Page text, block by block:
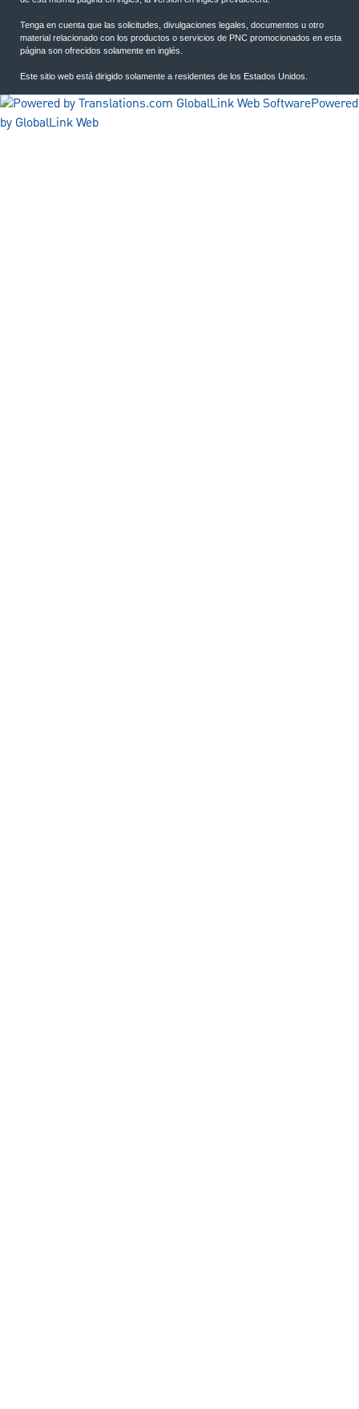
Tenga en cuenta que las solicitudes, divulgaciones legales, documentos u otro
material relacionado con los productos o servicios de PNC promocionados en esta
página son ofrecidos solamente en inglés.
Este sitio web está dirigido solamente a residentes de los Estados Unidos.
Powered
by GlobalLink Web